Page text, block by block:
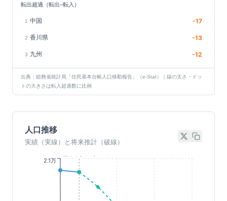
転出超過（転出−転入）
1 中国 -17
2 香川県 -13
3 九州 -12
出典：総務省統計局「住民基本台帳人口移動報告」（e-Stat）｜線の太さ・ドッ
トの大きさは転入超過数に比例
人口推移
実績（実線）と将来推計（破線）
2.1万